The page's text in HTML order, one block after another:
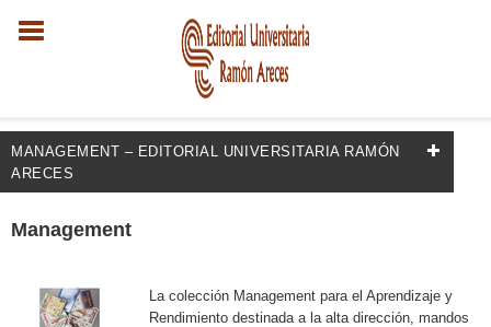
MANAGEMENT – EDITORIAL UNIVERSITARIA RAMÓN
ARECES
FILTRADO POR:
Gestión y técnicas de gestión
Management
La colección Management para el Aprendizaje y
Rendimiento destinada a la alta dirección, mandos